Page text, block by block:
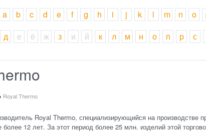
a b c d e f g h i j k l m n o
д е ё ж з и й к л м н о п р с
Royal Thermo
Royal Thermo, специализирующийся на производстве
более 12 лет. За этот период более 25 млн. изделий этой